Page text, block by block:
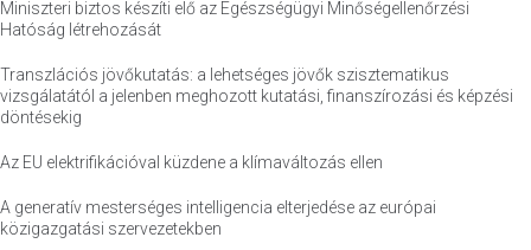
Miniszteri biztos készíti elő az Egészségügyi Minőségellenőrzési
Hatóság létrehozását
Transzlációs jövőkutatás: a lehetséges jövők szisztematikus
vizsgálatától a jelenben meghozott kutatási, finanszírozási és képzési
döntésekig
Az EU elektrifikációval küzdene a klímaváltozás ellen
A generatív mesterséges intelligencia elterjedése az európai
közigazgatási szervezetekben